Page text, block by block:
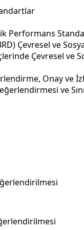
Performans
Çevresel ve
Çevresel
Onay ve
ve